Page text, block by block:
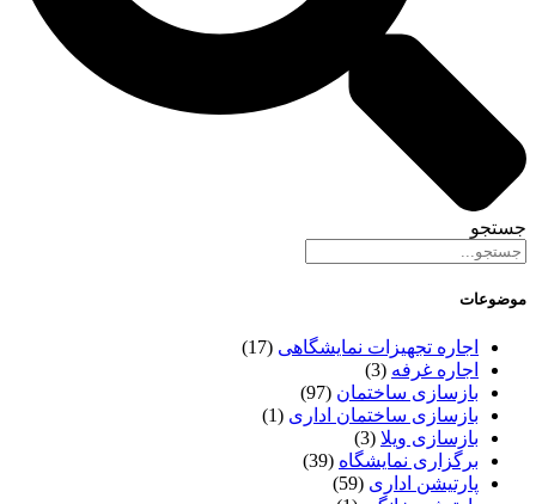
جستجو
موضوعات
اجاره تجهیزات نمایشگاهی (17)
اجاره غرفه (3)
بازسازی ساختمان (97)
بازسازی ساختمان اداری (1)
بازسازی ویلا (3)
برگزاری نمایشگاه (39)
پارتیشن اداری (59)